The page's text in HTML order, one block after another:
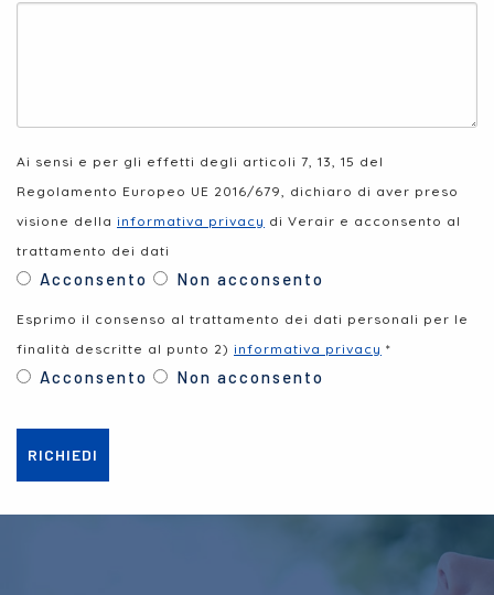
Ai sensi e per gli effetti degli articoli 7, 13, 15 del
Regolamento Europeo UE 2016/679, dichiaro di aver preso
visione della informativa privacy di Verair e acconsento al
trattamento dei dati
Acconsento Non acconsento
Esprimo il consenso al trattamento dei dati personali per le
finalità descritte al punto 2) informativa privacy *
Acconsento Non acconsento
RICHIEDI